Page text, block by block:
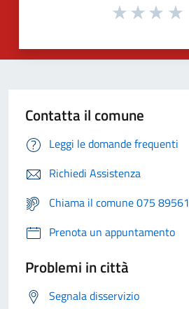
Contatta il comune
Leggi le domande frequenti
Richiedi Assistenza
Chiama il comune 075 89561
Prenota un appuntamento
Problemi in città
Segnala disservizio